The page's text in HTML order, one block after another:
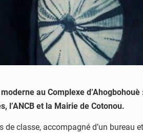
au Complexe
l’ANCB et la Mairie de Cotonou.
de classe, accompagné d’un bureau